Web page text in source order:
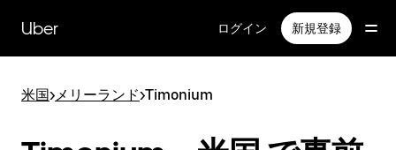
Uber ログイン 新規登録
米国>メリーランド>Timonium